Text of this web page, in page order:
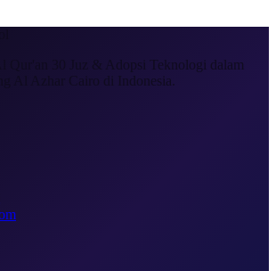
Qur'an 30 Juz & Adopsi Teknologi dalam
Al Azhar Cairo di Indonesia.